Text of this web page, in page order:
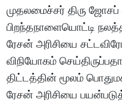
முதலமைச்சர் திரு
பிறந்தநாளையொட்டி
ரேசன் அரிசியை
விநியோகம்
திட்டத்தின் மூலம்
ரேசன் அரிசியை